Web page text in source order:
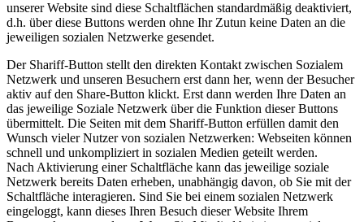
unserer Website sind diese Schaltflächen standardmäßig deaktiviert,
d.h. über diese Buttons werden ohne Ihr Zutun keine Daten an die
jeweiligen sozialen Netzwerke gesendet.
Der Shariff-Button stellt den direkten Kontakt zwischen Sozialem
Netzwerk und unseren Besuchern erst dann her, wenn der Besucher
aktiv auf den Share-Button klickt. Erst dann werden Ihre Daten an
das jeweilige Soziale Netzwerk über die Funktion dieser Buttons
übermittelt. Die Seiten mit dem Shariff-Button erfüllen damit den
Wunsch vieler Nutzer von sozialen Netzwerken: Webseiten können
schnell und unkompliziert in sozialen Medien geteilt werden.
Nach Aktivierung einer Schaltfläche kann das jeweilige soziale
Netzwerk bereits Daten erheben, unabhängig davon, ob Sie mit der
Schaltfläche interagieren. Sind Sie bei einem sozialen Netzwerk
eingeloggt, kann dieses Ihren Besuch dieser Website Ihrem